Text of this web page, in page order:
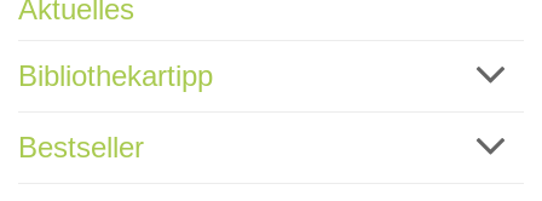
Aktuelles
Bibliothekartipp
Bestseller